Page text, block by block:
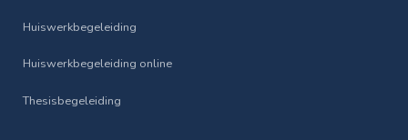
Huiswerkbegeleiding
Huiswerkbegeleiding online
Thesisbegeleiding